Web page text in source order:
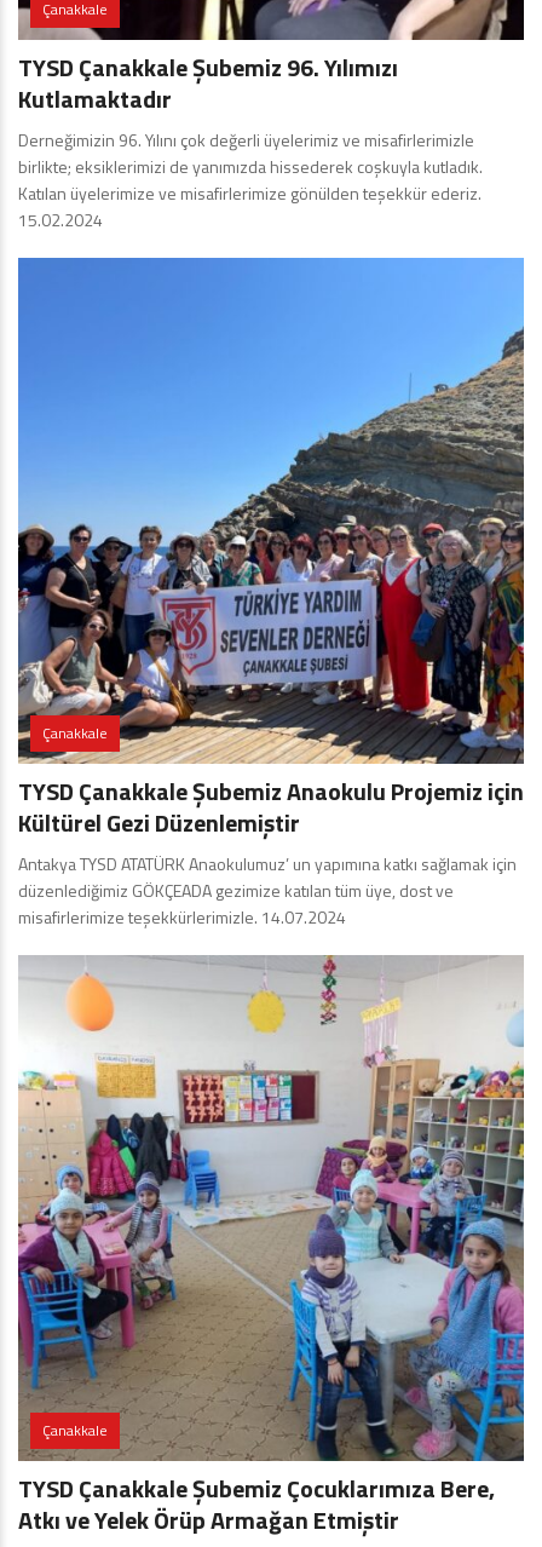
Çanakkale
TYSD Çanakkale Şubemiz 96. Yılımızı
Kutlamaktadır
Derneğimizin 96. Yılını çok değerli üyelerimiz ve misafirlerimizle
birlikte; eksiklerimizi de yanımızda hissederek coşkuyla kutladık.
Katılan üyelerimize ve misafirlerimize gönülden teşekkür ederiz.
15.02.2024
Çanakkale
TYSD Çanakkale Şubemiz Anaokulu Projemiz için
Kültürel Gezi Düzenlemiştir
Antakya TYSD ATATÜRK Anaokulumuz’ un yapımına katkı sağlamak için
düzenlediğimiz GÖKÇEADA gezimize katılan tüm üye, dost ve
misafirlerimize teşekkürlerimizle. 14.07.2024
Çanakkale
TYSD Çanakkale Şubemiz Çocuklarımıza Bere,
Atkı ve Yelek Örüp Armağan Etmiştir